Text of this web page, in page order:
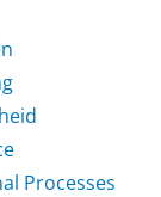
Processes